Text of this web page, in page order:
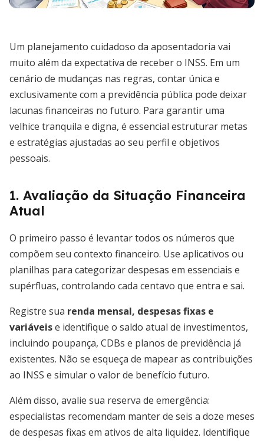
Um planejamento cuidadoso da aposentadoria vai
muito além da expectativa de receber o INSS. Em um
cenário de mudanças nas regras, contar única e
exclusivamente com a previdência pública pode deixar
lacunas financeiras no futuro. Para garantir uma
velhice tranquila e digna, é essencial estruturar metas
e estratégias ajustadas ao seu perfil e objetivos
pessoais.
1. Avaliação da Situação Financeira
Atual
O primeiro passo é levantar todos os números que
compõem seu contexto financeiro. Use aplicativos ou
planilhas para categorizar despesas em essenciais e
supérfluas, controlando cada centavo que entra e sai.
Registre sua renda mensal, despesas fixas e
variáveise identifique o saldo atual de investimentos,
incluindo poupança, CDBs e planos de previdência já
existentes. Não se esqueça de mapear as contribuições
ao INSS e simular o valor de benefício futuro.
Além disso, avalie sua reserva de emergência:
especialistas recomendam manter de seis a doze meses
de despesas fixas em ativos de alta liquidez. Identifique